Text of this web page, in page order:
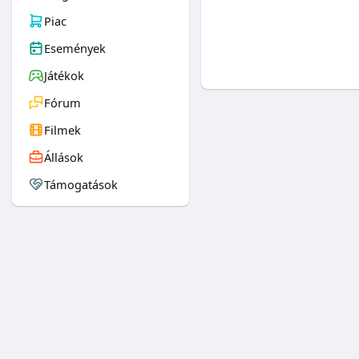
Piac
Események
Játékok
Fórum
Filmek
Állások
Támogatások